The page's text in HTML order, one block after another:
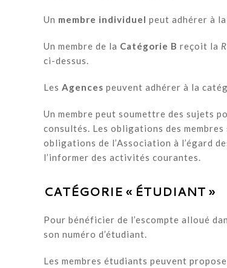
Un membre individuel peut adhérer à
Un membre de la Catégorie B reçoit la
ci-dessus.
Les Agences peuvent adhérer à la
Un membre peut soumettre des sujets
consultés. Les obligations des
obligations de l’Association à l’égard
l’informer des activités courantes.
CATÉGORIE « ÉTUDIANT »
Pour bénéficier de l’escompte alloué
son numéro d’étudiant.
Les membres étudiants peuvent